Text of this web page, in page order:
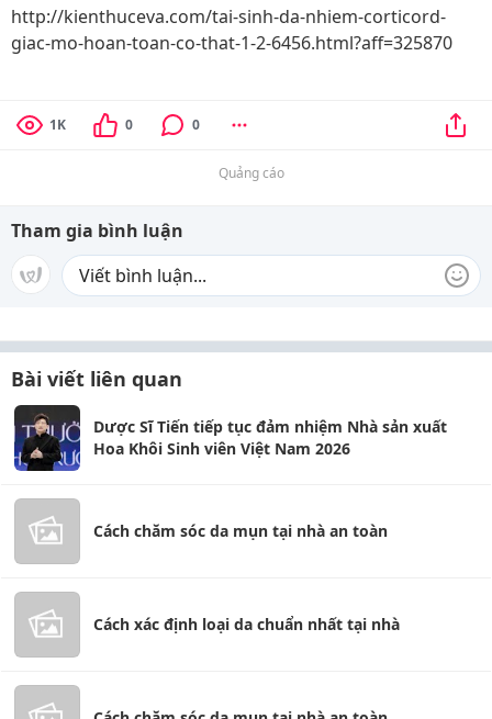
http://kienthuceva.com/tai-sinh-da-nhiem-corticord-
giac-mo-hoan-toan-co-that-1-2-6456.html?aff=325870
1K 0 0
Quảng cáo
Tham gia bình luận
Bài viết liên quan
Dược Sĩ Tiến tiếp tục đảm nhiệm Nhà sản xuất
Hoa Khôi Sinh viên Việt Nam 2026
Cách chăm sóc da mụn tại nhà an toàn
Cách xác định loại da chuẩn nhất tại nhà